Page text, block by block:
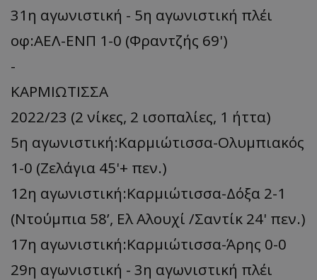
31η αγωνιστική - 5η αγωνιστική πλέι
οφ:ΑΕΛ-ΕΝΠ 1-0 (Φραντζής 69')
-
ΚΑΡΜΙΩΤΙΣΣΑ
2022/23 (2 νίκες, 2 ισοπαλίες, 1 ήττα)
5η αγωνιστική:Καρμιώτισσα-Ολυμπιακός
1-0 (Ζελάγια 45'+ πεν.)
12η αγωνιστική:Καρμιώτισσα-Δόξα 2-1
(Ντούμπια 58’, Ελ Αλουχί /Σαντίκ 24' πεν.)
17η αγωνιστική:Καρμιώτισσα-Άρης 0-0
29η αγωνιστική - 3η αγωνιστική πλέι